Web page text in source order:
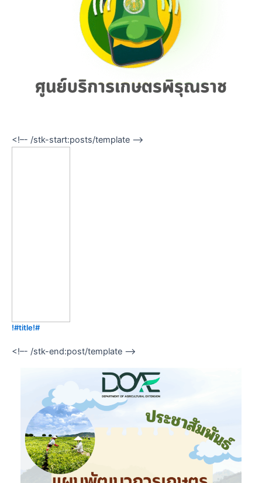
<!–- /stk-start:posts/template –->
!#title!#
<!–- /stk-end:post/template –->